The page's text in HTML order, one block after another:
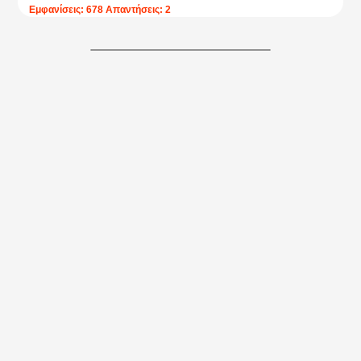
Εμφανίσεις: 678 Απαντήσεις: 2